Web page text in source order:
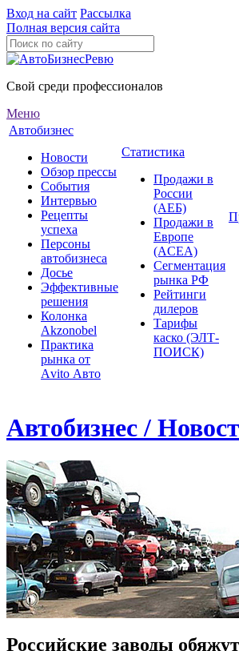
Вход на сайт Рассылка
Полная версия сайта
Свой среди профессионалов
Меню
Автобизнес
Новости
Обзор прессы
События
Интервью
Рецепты
успеха
Персоны
автобизнеса
Досье
Эффективные
решения
Колонка
Akzonobel
Практика
рынка от
Аvito Авто
Статистика
Продажи в
России
(АЕБ)
Продажи в
Европе
(ACEA)
Сегментация
рынка РФ
Рейтинги
дилеров
Тарифы
каско (ЭЛТ-
ПОИСК)
Автобизнес /
Российские заводы